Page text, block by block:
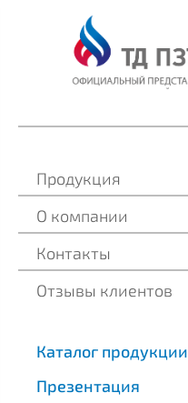
Продукция
О компании
Контакты
Отзывы клиентов
Каталог продукции
Презентация